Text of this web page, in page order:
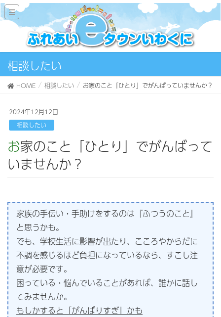
相談したい
HOME 相談したい お家のこと「ひとり」でがんばっていませんか？
2024年12月12日
相談したい
お家のこと「ひとり」でがんばって
いませんか？
家族の手伝い・手助けをするのは『ふつうのこと』
と思うかも。
でも、学校生活に影響が出たり、こころやからだに
不調を感じるほど負担になっているなら、すこし注
意が必要です。
困っている・悩んでいることがあれば、誰かに話し
てみませんか。
もしかすると「がんばりすぎ」かも